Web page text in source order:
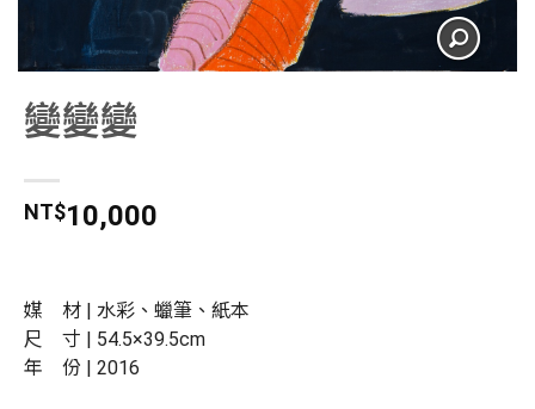
變變變
NT$10,000
媒 材 | 水彩、蠟筆、紙本
尺 寸 | 54.5×39.5cm
年 份 | 2016